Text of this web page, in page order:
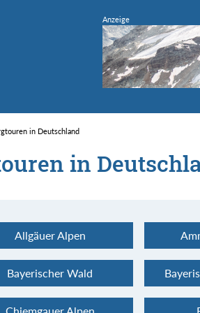
in Deutschland
in
Allgäuer Alpen
Bayerischer Wald